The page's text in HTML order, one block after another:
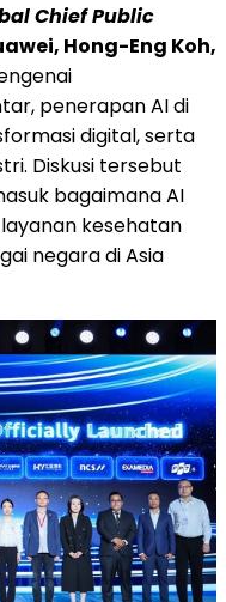
Chief Public
Hong-Eng Koh,
penerapan AI di
digital, serta
Diskusi tersebut
bagaimana AI
kesehatan
negara di Asia